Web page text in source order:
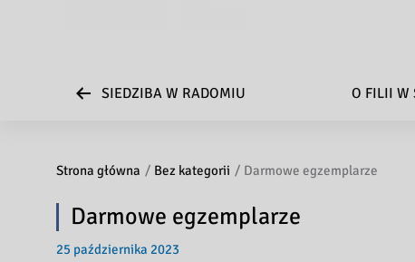
SIEDZIBA W RADOMIU O FILII W
Strona główna Bez kategorii Darmowe egzemplarze
Darmowe egzemplarze
25 października 2023